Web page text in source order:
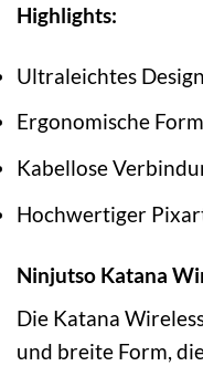
Highlights:
Ultraleichtes
Ergonomische
Kabellose
Hochwertiger
Ninjutso Katana
Die Katana
und breite Form,